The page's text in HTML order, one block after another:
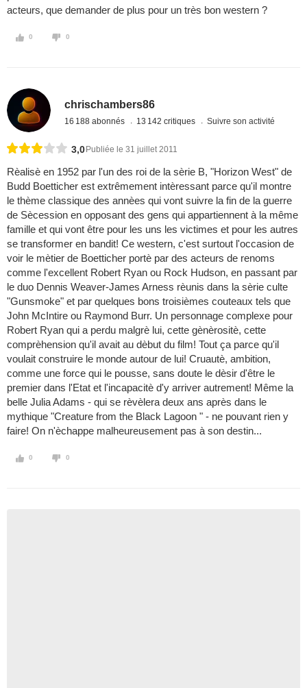
acteurs, que demander de plus pour un très bon western ?
0 0
chrischambers86
16 188 abonnés 13 142 critiques Suivre son activité
3,0 Publiée le 31 juillet 2011
Rèalisè en 1952 par l'un des roi de la sèrie B, "Horizon West" de
Budd Boetticher est extrêmement intèressant parce qu'il montre
le thème classique des annèes qui vont suivre la fin de la guerre
de Sècession en opposant des gens qui appartiennent à la même
famille et qui vont être pour les uns les victimes et pour les autres
se transformer en bandit! Ce western, c'est surtout l'occasion de
voir le mètier de Boetticher portè par des acteurs de renoms
comme l'excellent Robert Ryan ou Rock Hudson, en passant par
le duo Dennis Weaver-James Arness rèunis dans la sèrie culte
"Gunsmoke" et par quelques bons troisièmes couteaux tels que
John McIntire ou Raymond Burr. Un personnage complexe pour
Robert Ryan qui a perdu malgrè lui, cette gènèrositè, cette
comprèhension qu'il avait au dèbut du film! Tout ça parce qu'il
voulait construire le monde autour de lui! Cruautè, ambition,
comme une force qui le pousse, sans doute le dèsir d'être le
premier dans l'Etat et l'incapacitè d'y arriver autrement! Même la
belle Julia Adams - qui se rèvèlera deux ans après dans le
mythique "Creature from the Black Lagoon " - ne pouvant rien y
faire! On n'èchappe malheureusement pas à son destin...
0 0